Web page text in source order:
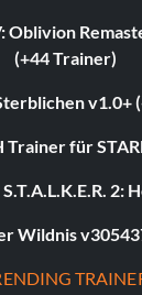
Oblivion
(+44 Trainer)
v1.0+
Trainer für
2:
Wildnis